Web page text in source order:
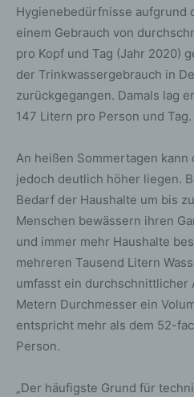
Hygienebedürfnisse aufgrund
einem Gebrauch von
pro Kopf und Tag (Jahr 2020)
der Trinkwassergebrauch in
zurückgegangen. Damals lag
147 Litern pro Person und Tag.
An heißen Sommertagen
jedoch deutlich höher liegen.
Bedarf der Haushalte um bis
Menschen bewässern ihren
und immer mehr Haushalte
mehreren Tausend Litern
umfasst ein durchschnittlicher
Metern Durchmesser ein
entspricht mehr als dem 52-
Person.
„Der häufigste Grund für